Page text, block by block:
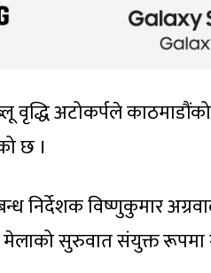
वृद्धि अटोकर्पले
छ ।
निर्देशक विष्णुकुमार
मेलाको सुरुवात संयुक्त रूपमा